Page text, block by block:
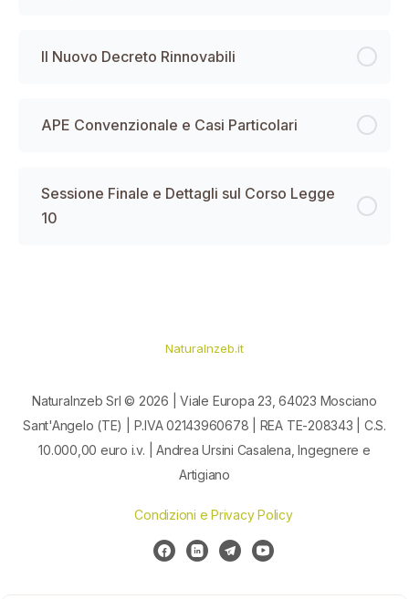
Il Nuovo Decreto Rinnovabili
APE Convenzionale e Casi Particolari
Sessione Finale e Dettagli sul Corso Legge
10
Naturalnzeb.it
Naturalnzeb Srl © 2026 | Viale Europa 23, 64023 Mosciano
Sant'Angelo (TE) | P.IVA 02143960678 | REA TE-208343 | C.S.
10.000,00 euro i.v. | Andrea Ursini Casalena, Ingegnere e
Artigiano
Condizioni e Privacy Policy